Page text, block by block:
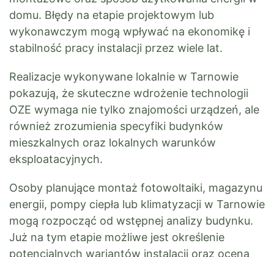
domu. Błędy na etapie projektowym lub
wykonawczym mogą wpływać na ekonomikę i
stabilność pracy instalacji przez wiele lat.
Realizacje wykonywane lokalnie w Tarnowie
pokazują, że skuteczne wdrożenie technologii
OZE wymaga nie tylko znajomości urządzeń, ale
również zrozumienia specyfiki budynków
mieszkalnych oraz lokalnych warunków
eksploatacyjnych.
Osoby planujące montaż fotowoltaiki, magazynu
energii, pompy ciepła lub klimatyzacji w Tarnowie
mogą rozpocząć od wstępnej analizy budynku.
Już na tym etapie możliwe jest określenie
potencjalnych wariantów instalacji oraz ocena